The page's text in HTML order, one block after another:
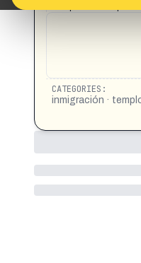
CATEGORIES:
inmigración ·